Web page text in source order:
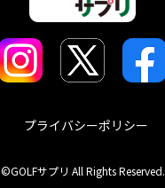
プライバシーポリシー
©GOLFサプリ All Rights Reserved.